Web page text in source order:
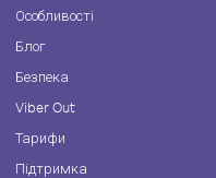
Особливості
Блог
Безпека
Viber Out
Тарифи
Підтримка